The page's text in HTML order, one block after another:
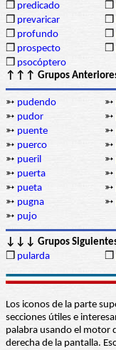
❒ predicado ❒
❒ prevaricar ❒
❒ profundo ❒
❒ prospecto ❒
❒ psocóptero
↑↑↑ Grupos
➳ pudendo ➳
➳ pudor ➳
➳ puente ➳
➳ puerco ➳
➳ pueril ➳
➳ puerta ➳
➳ pueta ➳
➳ pugna ➳
➳ pujo
↓↓↓ Grupos
❒ pularda ❒
Los iconos de la parte
secciones útiles e
palabra usando el motor
derecha de la pantalla.